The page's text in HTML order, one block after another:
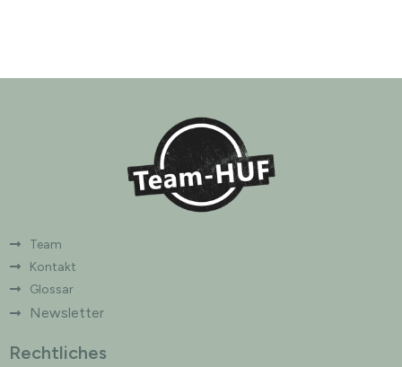
Team
Kontakt
Glossar
Newsletter
Rechtliches